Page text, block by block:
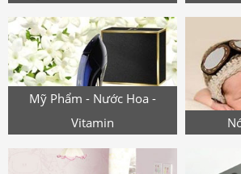
Mỹ Phẩm - Nước Hoa -
Vitamin